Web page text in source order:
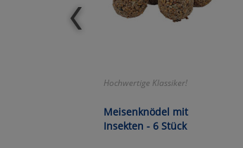
Hochwertige Klassiker!
Meisenknödel mit
Insekten - 6 Stück